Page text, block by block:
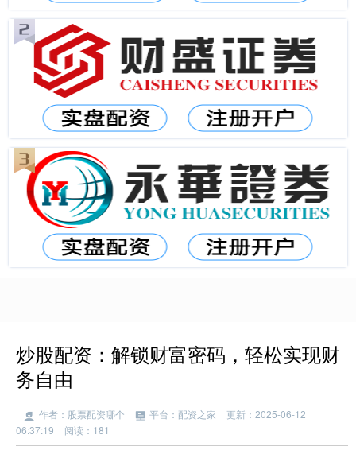
炒股配资：解锁财富密码，轻松实现财
务自由
作者：股票配资哪个 平台：配资之家
更新：2025-06-12
06:37:19
阅读：181